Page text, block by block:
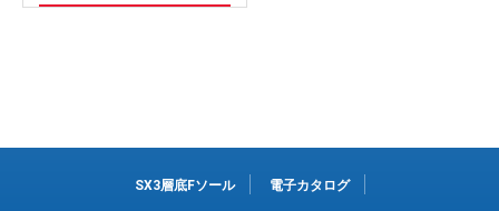
SX3層底Fソール 電子カタログ